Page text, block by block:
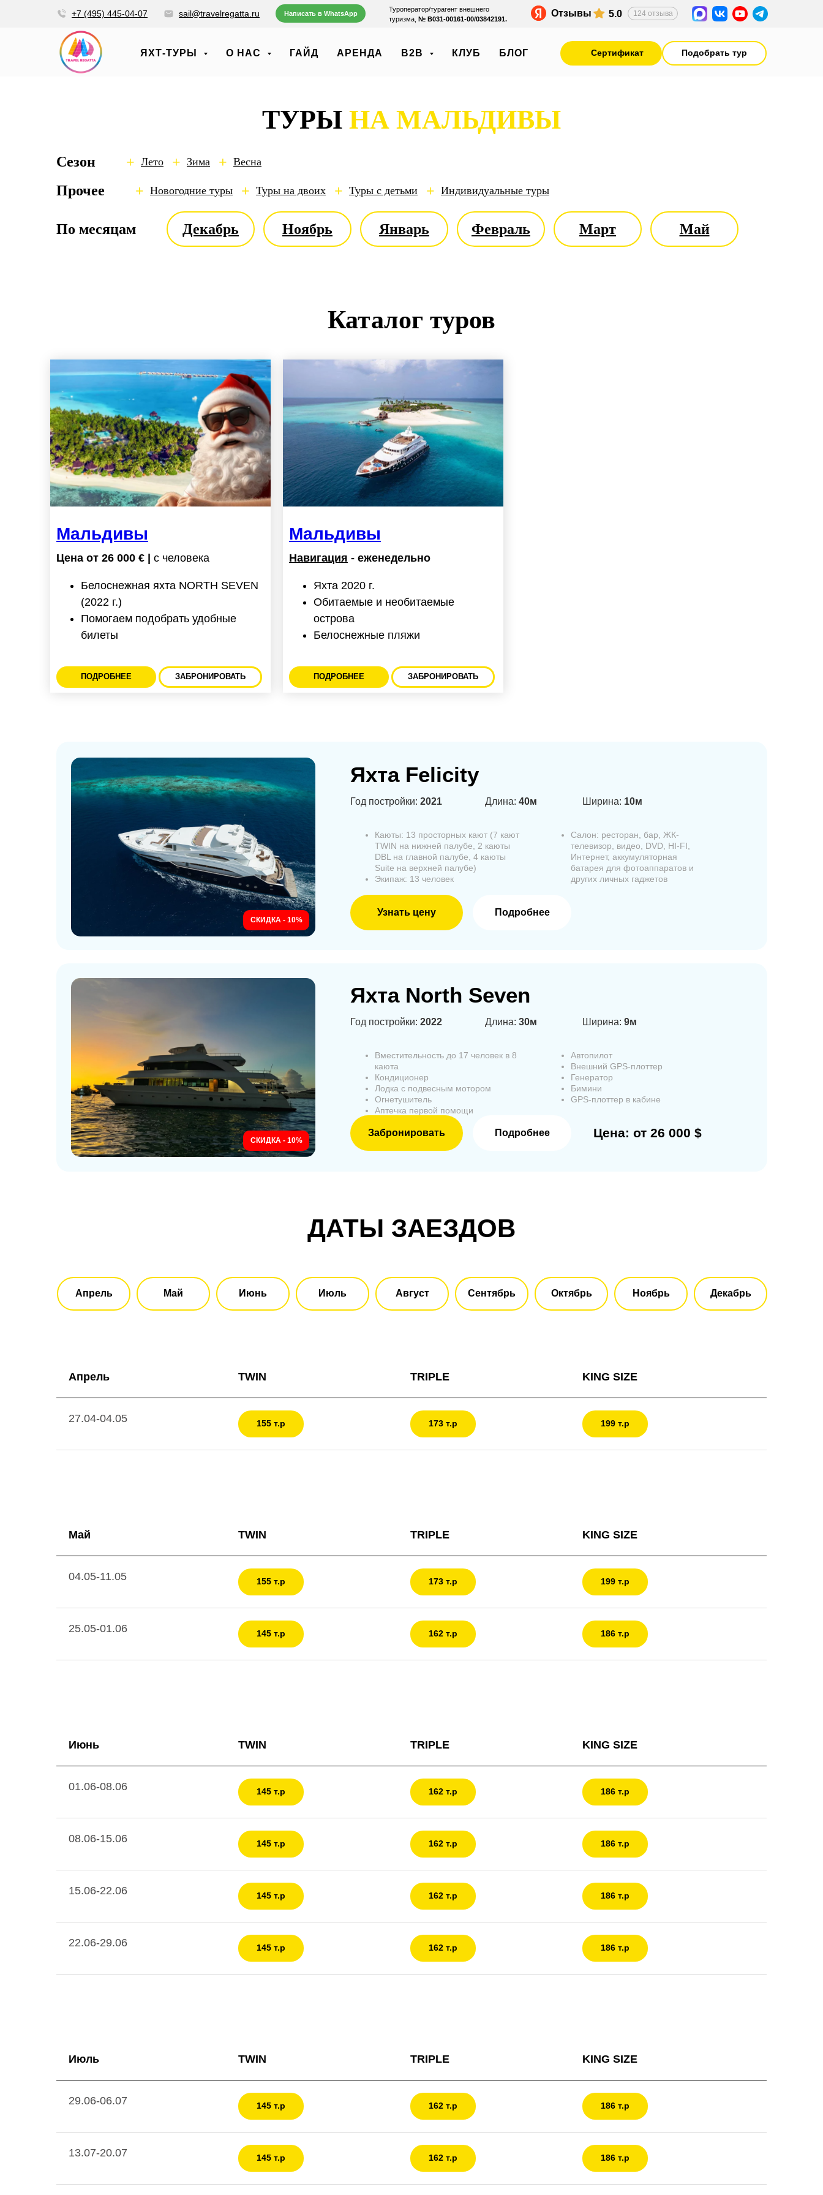
+7 (495) 445-04-07 sail@travelregatta.ru Написать в WhatsApp Отзывы 5.0 124 отзыва
Туроператор/турагент внешнего
туризма, № В031‑00161‑00/03842191.
ЯХТ-ТУРЫ О НАС ГАЙД АРЕНДА B2B КЛУБ БЛОГ Cертификат Подобрать тур
ТУРЫ НА МАЛЬДИВЫ
Сезон + Лето + Зима + Весна
Прочее + Новогодние туры + Туры на двоих + Туры с детьми + Индивидуальные туры
По месяцам Декабрь Ноябрь Январь Февраль Март Май
Каталог туров
Мальдивы
Цена от 26 000 € | с человека
Белоснежная яхта NORTH SEVEN
(2022 г.)
Помогаем подобрать удобные
билеты
ПОДРОБНЕЕ ЗАБРОНИРОВАТЬ
Мальдивы
Навигация - еженедельно
Яхта 2020 г.
Обитаемые и необитаемые
острова
Белоснежные пляжи
ПОДРОБНЕЕ ЗАБРОНИРОВАТЬ
Салон: ресторан, бар, ЖК-
телевизор, видео, DVD, HI-FI,
Интернет, аккумуляторная
батарея для фотоаппаратов и
других личных гаджетов
Подробнее
Узнать цену
Яхта Felicity
Год постройки: 2021 Длина: 40м
Каюты: 13 просторных кают (7 кают
TWIN на нижней палубе, 2 каюты
DBL на главной палубе, 4 каюты
Suite на верхней палубе)
Экипаж: 13 человек
Ширина: 10м
СКИДКА - 10%
Автопилот
Внешний GPS-плоттер
Генератор
Бимини
GPS-плоттер в кабине
Подробнее
Забронировать
Яхта North Seven
Год постройки: 2022 Длина: 30м
Вместительность до 17 человек в 8
каюта
Кондиционер
Лодка с подвесным мотором
Огнетушитель
Аптечка первой помощи
Ширина: 9м
Цена: от 26 000 $
СКИДКА - 10%
ДАТЫ ЗАЕЗДОВ
Апрель Май Июнь Июль Август Сентябрь Октябрь Ноябрь Декабрь
Апрель TWIN TRIPLE KING SIZE
27.04-04.05 155 т.р 173 т.р 199 т.р
Май TWIN TRIPLE KING SIZE
04.05-11.05 155 т.р 173 т.р 199 т.р
25.05-01.06 145 т.р 162 т.р 186 т.р
Июнь TWIN TRIPLE KING SIZE
01.06-08.06 145 т.р 162 т.р 186 т.р
08.06-15.06 145 т.р 162 т.р 186 т.р
15.06-22.06 145 т.р 162 т.р 186 т.р
22.06-29.06 145 т.р 162 т.р 186 т.р
Июль TWIN TRIPLE KING SIZE
29.06-06.07 145 т.р 162 т.р 186 т.р
13.07-20.07 145 т.р 162 т.р 186 т.р